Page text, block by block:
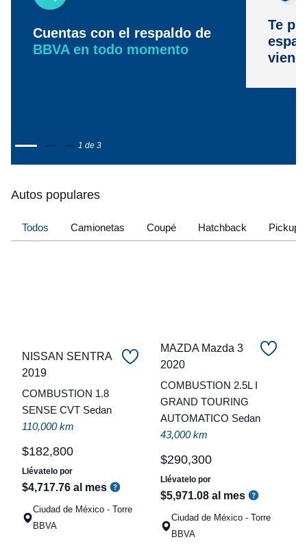
Cuentas con el respaldo de
BBVA en todo momento
Te
1 de 3
Autos populares
Todos Camionetas Coupé Hatchback Pickup
NISSAN SENTRA
2019
COMBUSTION 1.8
SENSE CVT Sedan
110,000 km
$182,800
Llévatelo por
$4,717.76 al mes
Ciudad de México - Torre
BBVA
MAZDA Mazda 3
2020
COMBUSTION 2.5L I
GRAND TOURING
AUTOMATICO Sedan
43,000 km
$290,300
Llévatelo por
$5,971.08 al mes
Ciudad de México - Torre
BBVA